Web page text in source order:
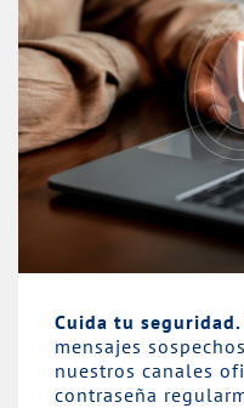
Cuida tu seguridad.
mensajes
nuestros canales
contraseña